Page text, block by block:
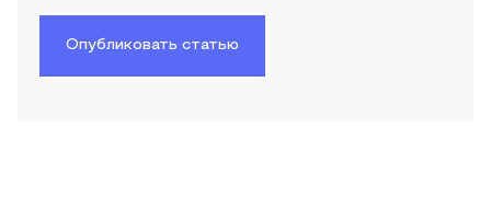
Опубликовать статью